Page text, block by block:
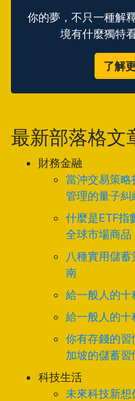
你的夢，不只一種解
境有什麼獨特
了解
最新部落格文
財務金融
當沖交易策
管理的量子糾
什麼是ETF指
全球市場商品
八種實用儲
南
給一般人的十
給一般人的十
你有存錢的
加坡的儲蓄習
科技生活
未來科技新